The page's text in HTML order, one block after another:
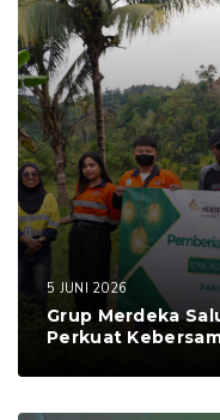
5 JUNI 2026
Grup Merdeka
Perkuat